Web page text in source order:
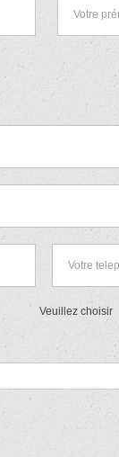
Veuillez choisir